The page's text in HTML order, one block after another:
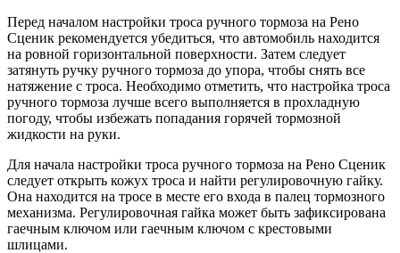
Перед началом настройки троса ручного тормоза на Рено
Сценик рекомендуется убедиться, что автомобиль находится
на ровной горизонтальной поверхности. Затем следует
затянуть ручку ручного тормоза до упора, чтобы снять все
натяжение с троса. Необходимо отметить, что настройка троса
ручного тормоза лучше всего выполняется в прохладную
погоду, чтобы избежать попадания горячей тормозной
жидкости на руки.
Для начала настройки троса ручного тормоза на Рено Сценик
следует открыть кожух троса и найти регулировочную гайку.
Она находится на тросе в месте его входа в палец тормозного
механизма. Регулировочная гайка может быть зафиксирована
гаечным ключом или гаечным ключом с крестовыми
шлицами.